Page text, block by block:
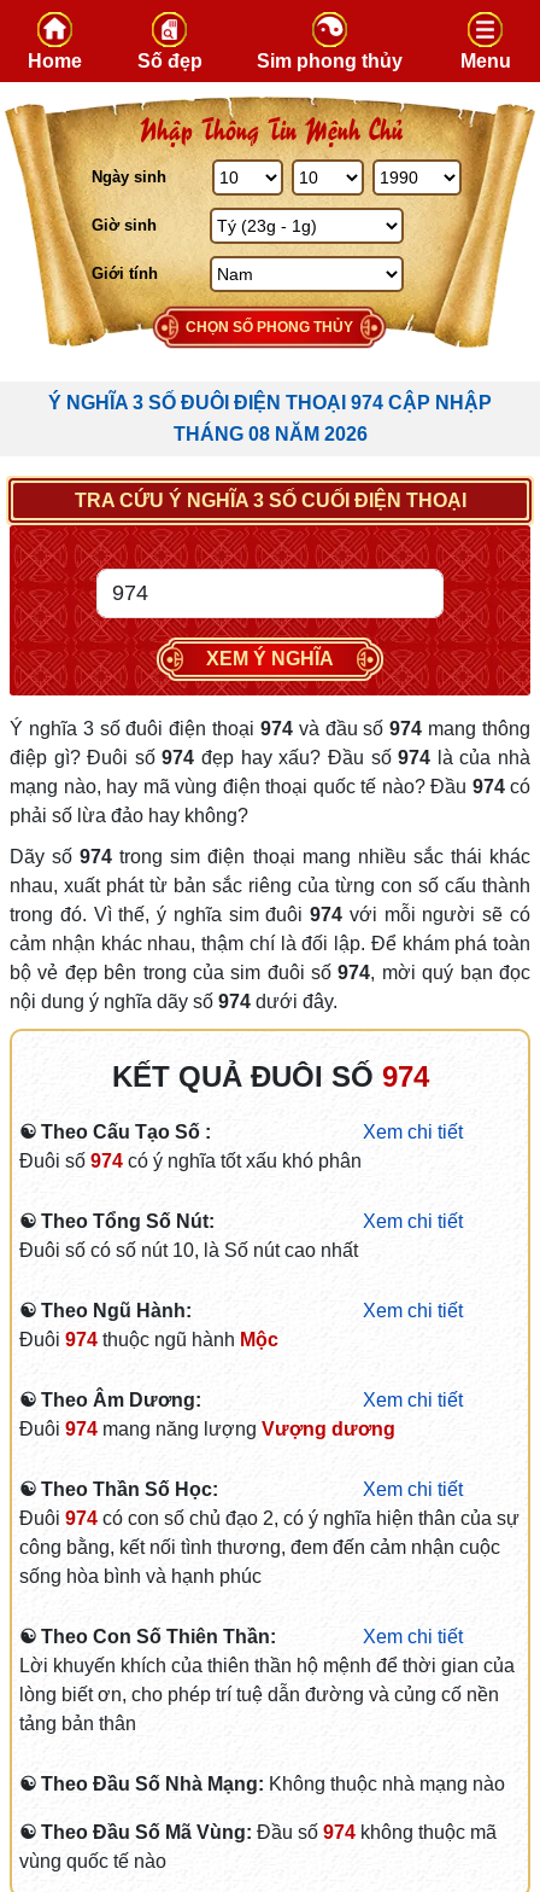
Skip to content
Home Số đẹp Sim phong thủy Menu
Nhập Thông Tin Mệnh Chủ
Ngày sinh
Giờ sinh
Giới tính
CHỌN SỐ PHONG THỦY
Ý NGHĨA 3 SỐ ĐUÔI ĐIỆN THOẠI 974 CẬP NHẬP
THÁNG 08 NĂM 2026
TRA CỨU Ý NGHĨA 3 SỐ CUỐI ĐIỆN THOẠI
XEM Ý NGHĨA
Ý nghĩa 3 số đuôi điện thoại 974và đầu số974 mang thông
điệp gì? Đuôi số974 đẹp hay xấu? Đầu số974 là của nhà
mạng nào, hay mã vùng điện thoại quốc tế nào? Đầu 974có
phải số lừa đảo hay không?
Dãy số974 trong sim điện thoại mang nhiều sắc thái khác
nhau, xuất phát từ bản sắc riêng của từng con số cấu thành
trong đó. Vì thế, ý nghĩa sim đuôi974 với mỗi người sẽ có
cảm nhận khác nhau, thậm chí là đối lập. Để khám phá toàn
bộ vẻ đẹp bên trong của sim đuôi số974, mời quý bạn đọc
nội dung ý nghĩa dãy số 974 dưới đây.
KẾT QUẢ ĐUÔI SỐ 974
☯ Theo Cấu Tạo Số :
Xem chi tiết
Đuôi số 974có ý nghĩa tốt xấu khó phân
☯ Theo Tổng Số Nút:
Xem chi tiết
Đuôi số có số nút 10, là Số nút cao nhất
☯ Theo Ngũ Hành:
Xem chi tiết
Đuôi 974thuộc ngũ hành Mộc
☯ Theo Âm Dương:
Xem chi tiết
Đuôi 974mang năng lượng Vượng dương
☯ Theo Thần Số Học:
Xem chi tiết
Đuôi 974có con số chủ đạo 2, có ý nghĩa hiện thân của sự
công bằng, kết nối tình thương, đem đến cảm nhận cuộc
sống hòa bình và hạnh phúc
☯ Theo Con Số Thiên Thần:
Xem chi tiết
Lời khuyến khích của thiên thần hộ mệnh để thời gian của
lòng biết ơn, cho phép trí tuệ dẫn đường và củng cố nền
tảng bản thân
☯ Theo Đầu Số Nhà Mạng: Không thuộc nhà mạng nào
☯ Theo Đầu Số Mã Vùng: Đầu số 974không thuộc mã
vùng quốc tế nào